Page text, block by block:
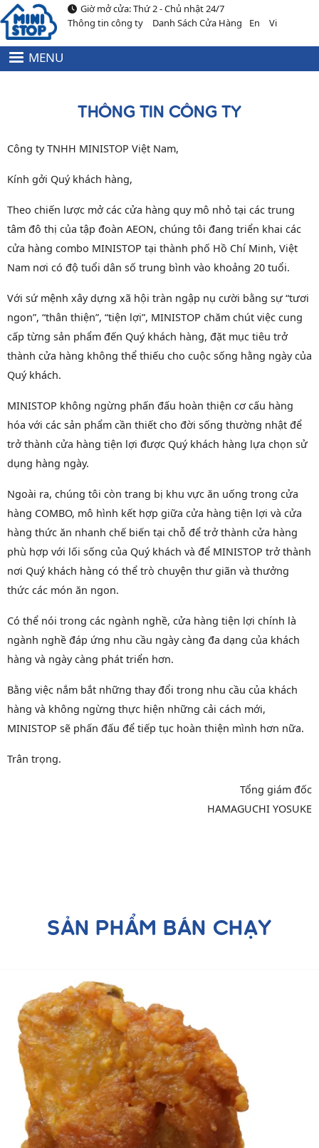
Nhảy đến nội dungGiờ mở cửa: Thứ 2 - Chủ nhật 24/7
Thông tin công ty Danh Sách Cửa Hàng En Vi
MENU
THÔNG TIN CÔNG TY
Công ty TNHH MINISTOP Việt Nam,
Kính gởi Quý khách hàng,
Theo chiến lược mở các cửa hàng quy mô nhỏ tại các trung
tâm đô thị của tập đoàn AEON, chúng tôi đang triển khai các
cửa hàng combo MINISTOP tại thành phố Hồ Chí Minh, Việt
Nam nơi có độ tuổi dân số trung bình vào khoảng 20 tuổi.
Với sứ mệnh xây dựng xã hội tràn ngập nụ cười bằng sự “tươi
ngon”, “thân thiện”, “tiện lợi”, MINISTOP chăm chút việc cung
cấp từng sản phẩm đến Quý khách hàng, đặt mục tiêu trở
thành cửa hàng không thể thiếu cho cuộc sống hằng ngày của
Quý khách.
MINISTOP không ngừng phấn đấu hoàn thiện cơ cấu hàng
hóa với các sản phẩm cần thiết cho đời sống thường nhật để
trở thành cửa hàng tiện lợi được Quý khách hàng lựa chọn sử
dụng hàng ngày.
Ngoài ra, chúng tôi còn trang bị khu vực ăn uống trong cửa
hàng COMBO, mô hình kết hợp giữa cửa hàng tiện lợi và cửa
hàng thức ăn nhanh chế biến tại chỗ để trở thành cửa hàng
phù hợp với lối sống của Quý khách và để MINISTOP trở thành
nơi Quý khách hàng có thể trò chuyện thư giãn và thưởng
thức các món ăn ngon.
Có thể nói trong các ngành nghề, cửa hàng tiện lợi chính là
ngành nghề đáp ứng nhu cầu ngày càng đa dạng của khách
hàng và ngày càng phát triển hơn.
Bằng việc nắm bắt những thay đổi trong nhu cầu của khách
hàng và không ngừng thực hiện những cải cách mới,
MINISTOP sẽ phấn đấu để tiếp tục hoàn thiện mình hơn nữa.
Trân trọng.
Tổng giám đốc
HAMAGUCHI YOSUKE
SẢN PHẨM BÁN CHẠY